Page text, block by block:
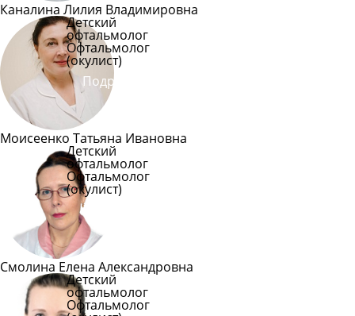
Каналина Лилия Владимировна
Детский
офтальмолог
Офтальмолог
(окулист)
Подробнее
Моисеенко Татьяна Ивановна
Детский
офтальмолог
Офтальмолог
(окулист)
Подробнее
Смолина Елена Александровна
Детский
офтальмолог
Офтальмолог